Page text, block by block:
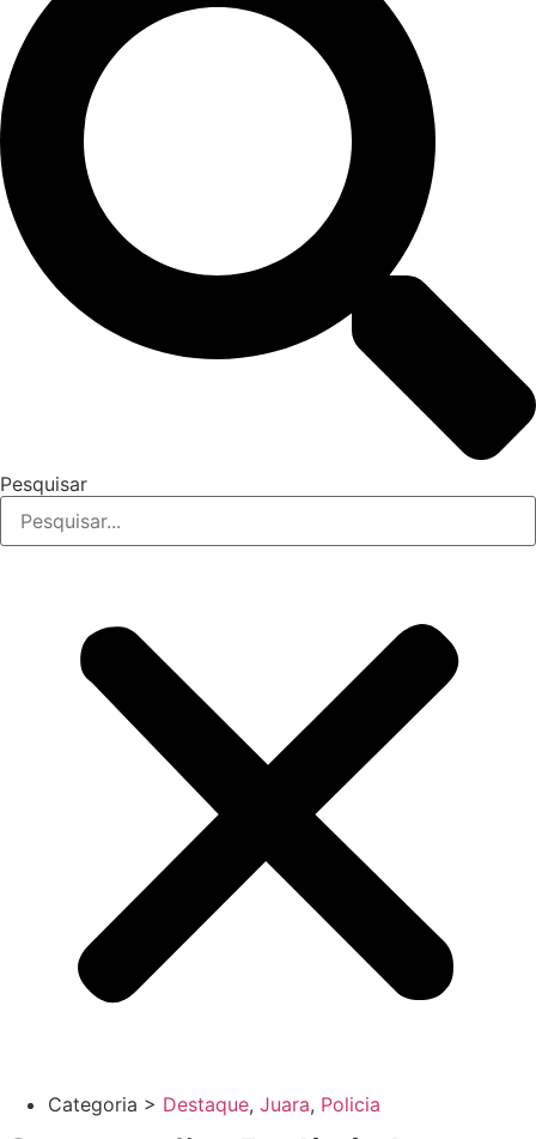
Pesquisar
Categoria > Destaque, Juara, Policia